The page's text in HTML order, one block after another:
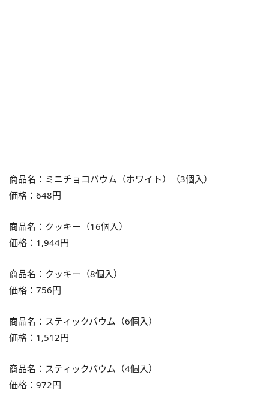
商品名：ミニチョコバウム（ホワイト）（3個入）
価格：648円
商品名：クッキー（16個入）
価格：1,944円
商品名：クッキー（8個入）
価格：756円
商品名：スティックバウム（6個入）
価格：1,512円
商品名：スティックバウム（4個入）
価格：972円